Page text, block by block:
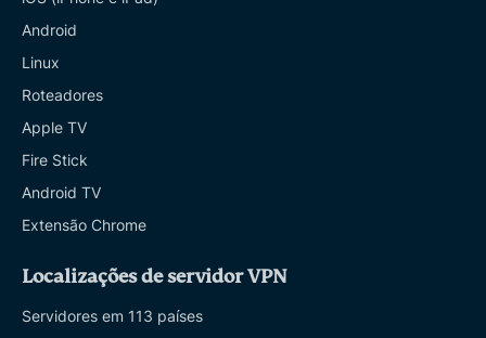
Android
Linux
Roteadores
Apple TV
Fire Stick
Android TV
Extensão Chrome
Localizações de servidor VPN
Servidores em 113 países